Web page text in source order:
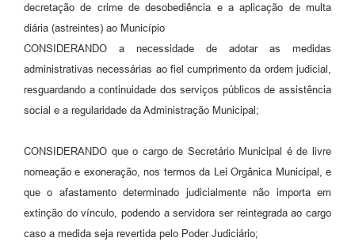
decretação de crime de desobediência e a aplicação de multa
diária (astreintes) ao Município
CONSIDERANDO a necessidade de adotar as medidas
administrativas necessárias ao fiel cumprimento da ordem judicial,
resguardando a continuidade dos serviços públicos de assistência
social e a regularidade da Administração Municipal;
CONSIDERANDO que o cargo de Secretário Municipal é de livre
nomeação e exoneração, nos termos da Lei Orgânica Municipal, e
que o afastamento determinado judicialmente não importa em
extinção do vínculo, podendo a servidora ser reintegrada ao cargo
caso a medida seja revertida pelo Poder Judiciário;